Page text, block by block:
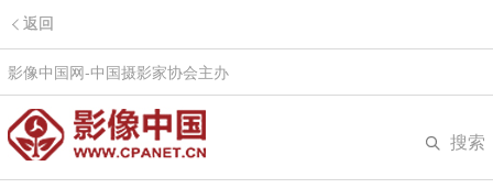
返回
影像中国网-中国摄影家协会主办
搜索